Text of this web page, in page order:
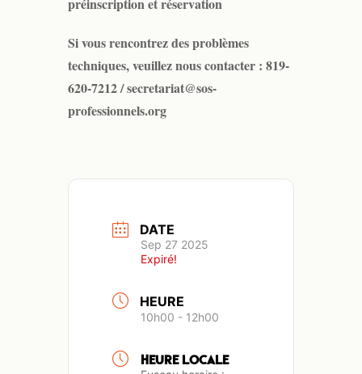
Si vous rencontrez des problèmes
techniques, veuillez nous contacter : 819-
620-7212 / secretariat@sos-
professionnels.org
DATE
Sep 27 2025
Expiré!
HEURE
10h00 - 12h00
HEURE LOCALE